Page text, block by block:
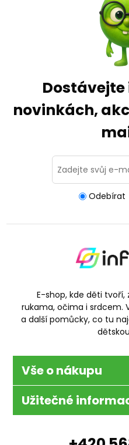
novinkách,
Odebírat
E-shop, kde děti
rukama, očima i srdcem.
a další pomůcky, co tu
Vše o nákupu
Užitečné